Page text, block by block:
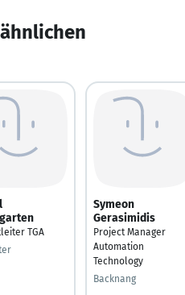
TGA
Symeon
Gerasimidis
Project Manager
Automation
Technology
Backnang